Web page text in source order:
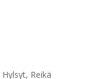
Reikä